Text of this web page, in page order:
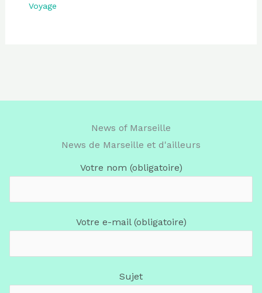
Voyage
News of Marseille
News de Marseille et d'ailleurs
Votre nom (obligatoire)
Votre e-mail (obligatoire)
Sujet